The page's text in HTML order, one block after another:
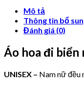
Mô tả
Thông tin bổ
Đánh giá (0)
Áo hoa đi
UNISEX – Nam nữ đều